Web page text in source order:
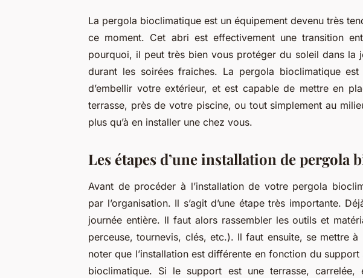
La pergola bioclimatique est un équipement devenu très
ce moment. Cet abri est effectivement une transition
pourquoi, il peut très bien vous protéger du soleil dans la
durant les soirées fraiches. La pergola bioclimatique
d’embellir votre extérieur, et est capable de mettre en
terrasse, près de votre piscine, ou tout simplement au
plus qu’à en installer une chez vous.
Les étapes d’une installation de pergola
Avant de procéder à l’installation de votre pergola
par l’organisation. Il s’agit d’une étape très importante.
journée entière. Il faut alors rassembler les outils et
perceuse, tournevis, clés, etc.). Il faut ensuite, se mettre
noter que l’installation est différente en fonction du
bioclimatique. Si le support est une terrasse,